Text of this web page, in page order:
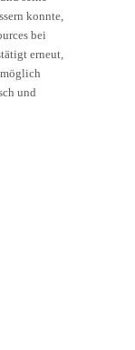
konnte,
bei
erneut,
und